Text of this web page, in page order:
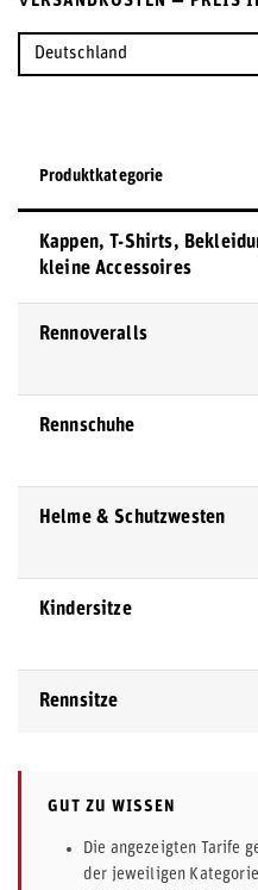
Produktkategorie
Kappen, T-Shirts,
kleine Accessoires
Rennoveralls
Rennschuhe
Helme & Schutzwesten
Kindersitze
Rennsitze
GUT ZU WISSEN
Die angezeigten Tarife
der jeweiligen